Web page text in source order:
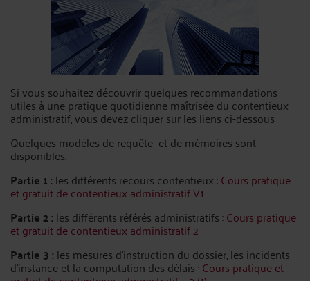
Si vous souhaitez découvrir quelques recommandations
utiles à une pratique quotidienne maîtrisée du contentieux
administratif, vous devez cliquer sur les liens ci-dessous
Quelques modèles de requête et de mémoires sont
disponibles.
Partie 1 : les différents recours contentieux :Cours pratique
et gratuit de contentieux administratif V1
Partie 2 : les différents référés administratifs :Cours pratique
et gratuit de contentieux administratif 2
Partie 3 : les mesures d’instruction du dossier, les incidents
d’instance et la computation des délais :Cours pratique et